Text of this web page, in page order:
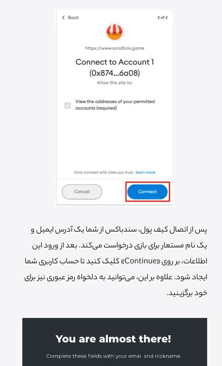
پس از اتصال کیف پول، سندباکس از شما یک آدرس ایمیل و
یک نام مستعار برای بازی درخواست می‌کند. بعد از ورود این
اطلاعات، بر روی «Continue» کلیک کنید تا حساب کاربری شما
ایجاد شود. علاوه بر این، می‌توانید به دلخواه رمز عبوری نیز برای
خود برگزینید.